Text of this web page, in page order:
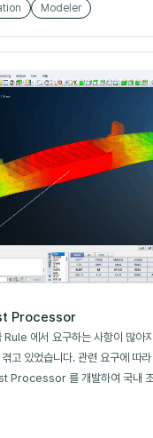
Modeler
Processor
Rule 에서 요구하는 사항이 많아
고 있었습니다. 관련 요구에 따
Processor 를 개발하여 국내 조